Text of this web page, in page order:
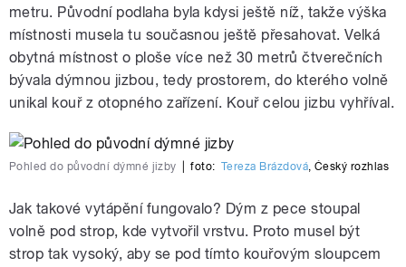
metru. Původní podlaha byla kdysi ještě níž, takže výška
místnosti musela tu současnou ještě přesahovat. Velká
obytná místnost o ploše více než 30 metrů čtverečních
bývala dýmnou jizbou, tedy prostorem, do kterého volně
unikal kouř z otopného zařízení. Kouř celou jizbu vyhříval.
Pohled do původní dýmné jizby foto: Tereza Brázdová, Český rozhlas
Jak takové vytápění fungovalo? Dým z pece stoupal
volně pod strop, kde vytvořil vrstvu. Proto musel být
strop tak vysoký, aby se pod tímto kouřovým sloupcem